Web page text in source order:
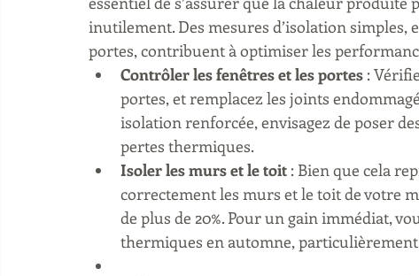
inutilement. Des mesures d’isolation
portes, contribuent à optimiser les
Contrôler les fenêtres et les portes :
portes, et remplacez les joints
isolation renforcée, envisagez de poser
pertes thermiques.
Isoler les murs et le toit : Bien que cela
correctement les murs et le toit de votre
de plus de 20%. Pour un gain immédiat,
thermiques en automne,